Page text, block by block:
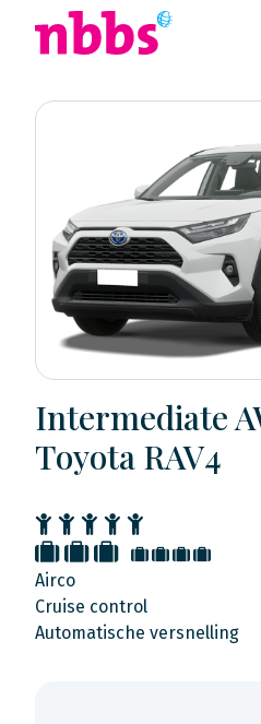
Intermediate
Toyota RAV4
Airco
Cruise control
Automatische versnelling